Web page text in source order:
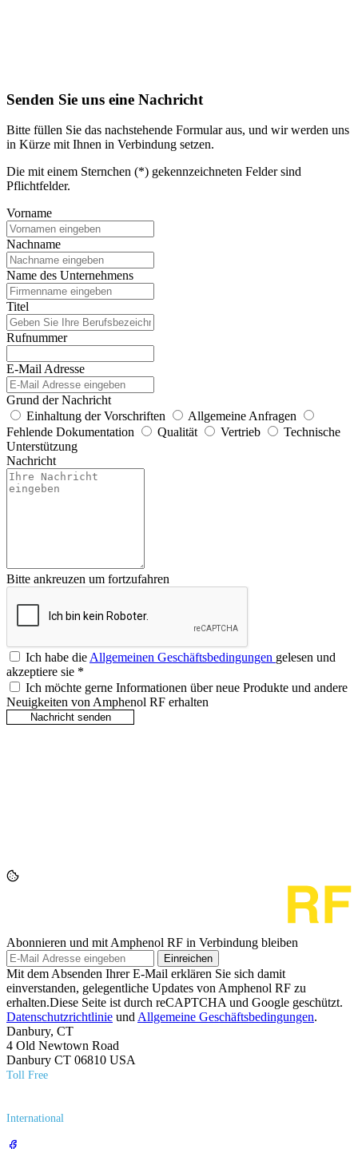
Senden Sie uns eine Nachricht
Bitte füllen Sie das nachstehende Formular aus, und wir werden uns
in Kürze mit Ihnen in Verbindung setzen.
Die mit einem Sternchen (*) gekennzeichneten Felder sind
Pflichtfelder.
Vorname
Nachname
Name des Unternehmens
Titel
Rufnummer
E-Mail Adresse
Grund der Nachricht
Einhaltung der Vorschriften
Allgemeine Anfragen
Fehlende Dokumentation
Qualität Vertrieb
Technische
Unterstützung
Nachricht
Bitte ankreuzen um fortzufahren
Ich habe die Allgemeinen Geschäftsbedingungen gelesen und
akzeptiere sie *
Ich möchte gerne Informationen über neue Produkte und andere
Neuigkeiten von Amphenol RF erhalten
Abonnieren und mit Amphenol RF in Verbindung bleiben
Einreichen
Mit dem Absenden Ihrer E-Mail erklären Sie sich damit
einverstanden, gelegentliche Updates von Amphenol RF zu
erhalten.Diese Seite ist durch reCAPTCHA und Google geschützt.
Datenschutzrichtlinie und Allgemeine Geschäftsbedingungen.
Danbury, CT
4 Old Newtown Road
Danbury CT 06810 USA
Toll Free
International